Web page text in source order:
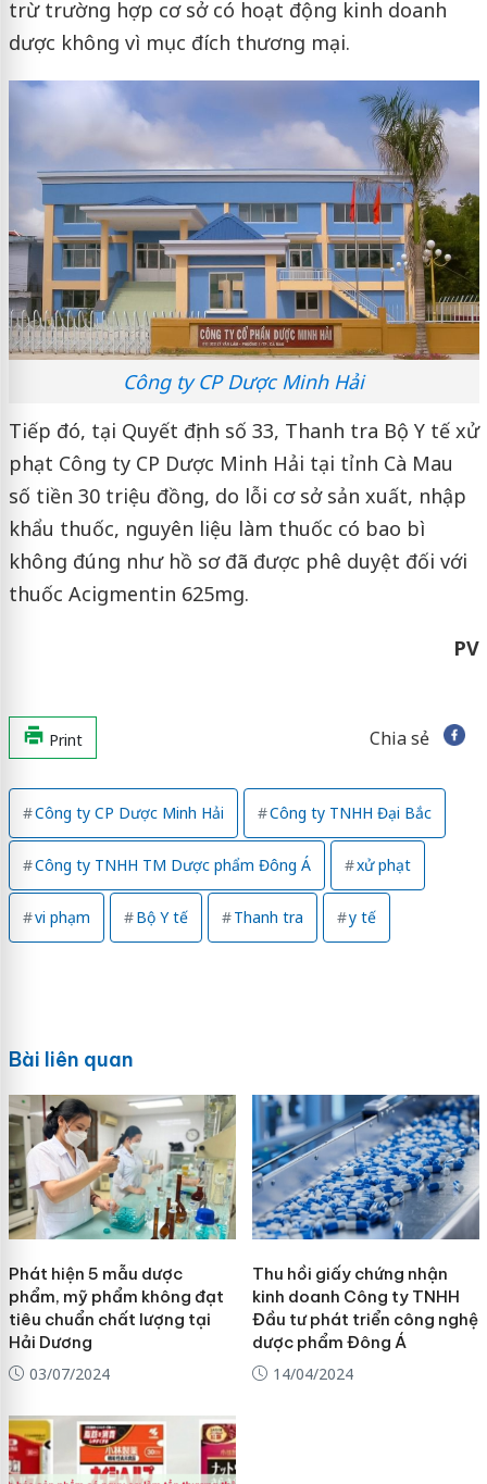
trừ trường hợp cơ sở có hoạt động kinh doanh
dược không vì mục đích thương mại.
Công ty CP Dược Minh Hải
Tiếp đó, tại Quyết định số 33, Thanh tra Bộ Y tế xử
phạt Công ty CP Dược Minh Hải tại tỉnh Cà Mau
số tiền 30 triệu đồng, do lỗi cơ sở sản xuất, nhập
khẩu thuốc, nguyên liệu làm thuốc có bao bì
không đúng như hồ sơ đã được phê duyệt đối với
thuốc Acigmentin 625mg.
PV
Print Chia sẻ
Công ty CP Dược Minh Hải Công ty TNHH Đại Bắc
Công ty TNHH TM Dược phẩm Đông Á xử phạt
vi phạm Bộ Y tế Thanh tra y tế
Bài liên quan
Phát hiện 5 mẫu dược
phẩm, mỹ phẩm không đạt
tiêu chuẩn chất lượng tại
Hải Dương
03/07/2024
Thu hồi giấy chứng nhận
kinh doanh Công ty TNHH
Đầu tư phát triển công nghệ
dược phẩm Đông Á
14/04/2024